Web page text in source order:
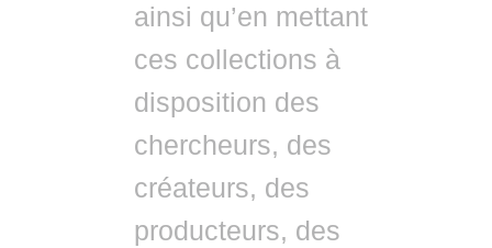
ainsi qu’en mettant
ces collections à
disposition des
chercheurs, des
créateurs, des
producteurs, des